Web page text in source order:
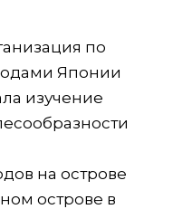
по
Японии
изучение
на острове
острове в